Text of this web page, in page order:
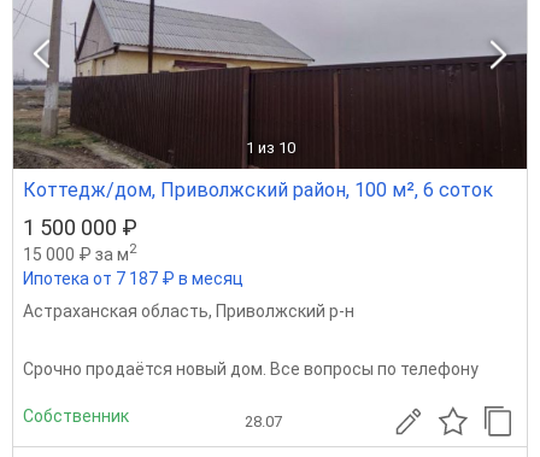
1 из 10
Коттедж/дом, Приволжский район, 100 м², 6 соток
1 500 000 ₽
15 000 ₽ за м2
Ипотека от 7 187 ₽ в месяц
Астраханская область, Приволжский р-н
Срочно продаётся новый дом. Все вопросы по телефону
Собственник 28.07